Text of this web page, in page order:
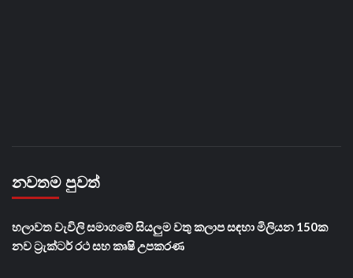
නවතම පුවත්
හලාවත වැවිලි සමාගමේ සියලුම වතු කලාප සඳහා මිලියන 150ක
නව ට්‍රැක්ටර් රථ සහ කෘෂි උපකරණ